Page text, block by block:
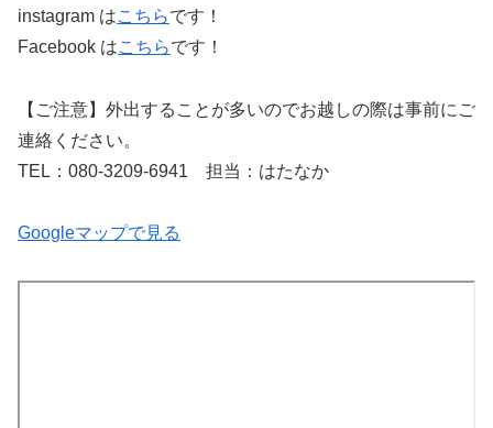
instagram はこちらです！
Facebook はこちらです！
【ご注意】外出することが多いのでお越しの際は事前にご
連絡ください。
TEL：080-3209-6941 担当：はたなか
Googleマップで見る